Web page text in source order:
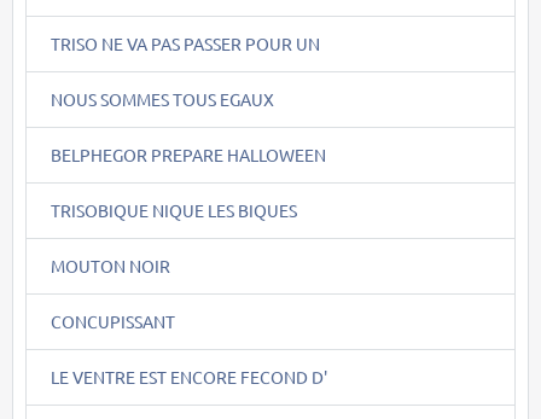
TRISO NE VA PAS PASSER POUR UN
NOUS SOMMES TOUS EGAUX
BELPHEGOR PREPARE HALLOWEEN
TRISOBIQUE NIQUE LES BIQUES
MOUTON NOIR
CONCUPISSANT
LE VENTRE EST ENCORE FECOND D'